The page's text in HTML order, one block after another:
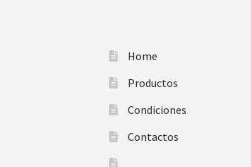
Home
Productos
Condiciones
Contactos